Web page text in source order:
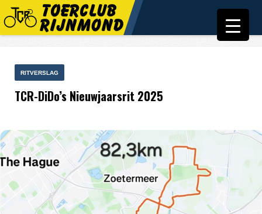
RITVERSLAG
TCR-DiDo’s Nieuwjaarsrit 2025